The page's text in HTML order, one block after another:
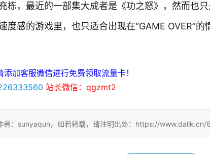
栋，最近的一部集大成者是《功之怒》，然而也
度感的游戏里，也只适合出现在“GAME OVER”的
添加客服微信进行免费领取流量卡！
站长微信：qgzmt2
者：sunyaqun，如若转载，请注明出处：https://